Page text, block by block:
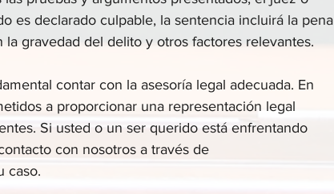
es declarado culpable, la sentencia incluirá la pena
gravedad del delito y otros factores relevantes.
contar con la asesoría legal adecuada. En
a proporcionar una representación legal
Si usted o un ser querido está enfrentando
con nosotros a través de
caso.